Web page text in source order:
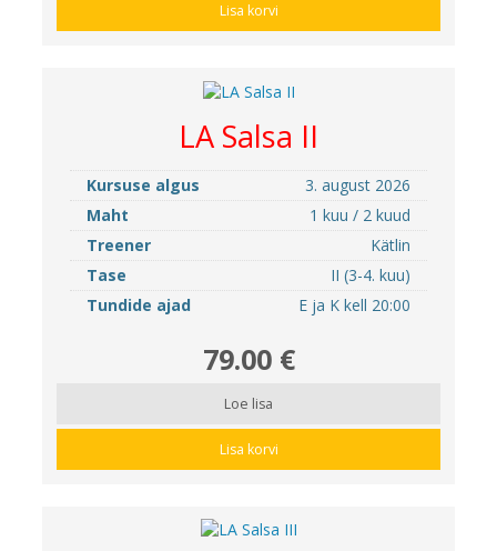
Lisa korvi
LA Salsa II
Kursuse algus
3. august 2026
Maht
1 kuu / 2 kuud
Treener
Kätlin
Tase
II (3-4. kuu)
Tundide ajad
E ja K kell 20:00
79.00 €
Loe lisa
Lisa korvi